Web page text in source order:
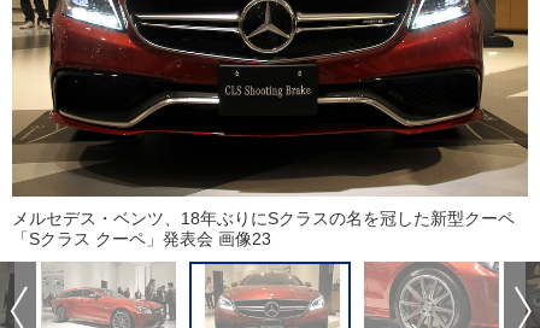
メルセデス・ベンツ、18年ぶりにSクラスの名を冠した新型クーペ
「Sクラス クーペ」発表会 画像23